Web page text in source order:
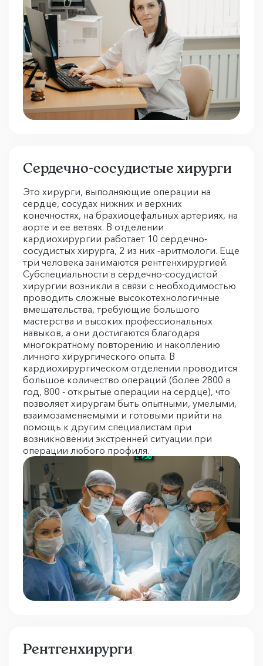
Сердечно-сосудистые хирурги
Это хирурги, выполняющие операции на
сердце, сосудах нижних и верхних
конечностях, на брахиоцефальных артериях, на
аорте и ее ветвях. В отделении
кардиохирургии работает 10 сердечно-
сосудистых хирурга, 2 из них -аритмологи. Еще
три человека занимаются рентгенхирургией.
Субспециальности в сердечно-сосудистой
хирургии возникли в связи с необходимостью
проводить сложные высокотехнологичные
вмешательства, требующие большого
мастерства и высоких профессиональных
навыков, а они достигаются благодаря
многократному повторению и накоплению
личного хирургического опыта. В
кардиохирургическом отделении проводится
большое количество операций (более 2800 в
год, 800 - открытые операции на сердце), что
позволяет хирургам быть опытными, умелыми,
взаимозаменяемыми и готовыми прийти на
помощь к другим специалистам при
возникновении экстренней ситуации при
операции любого профиля.
Рентгенхирурги